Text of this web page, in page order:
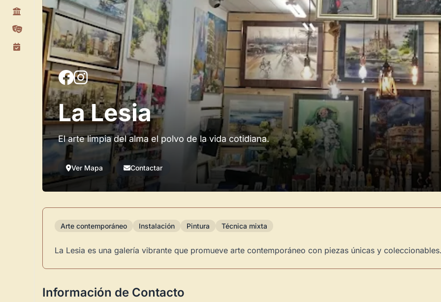
La Lesia
El arte limpia del alma el polvo de la vida cotidiana.
Ver Mapa Contactar
Arte contemporáneo Instalación Pintura Técnica mixta
La Lesia es una galería vibrante que promueve arte contemporáneo con piezas únicas y
Información de Contacto